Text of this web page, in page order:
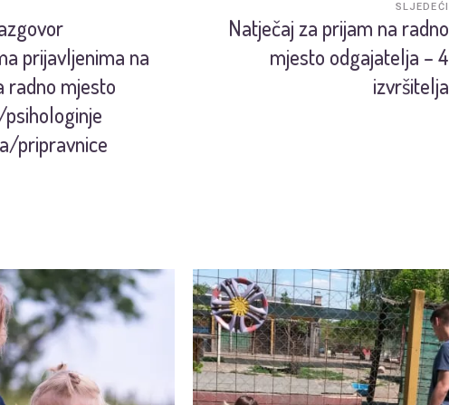
prijavljenima na
radno mjesto
pripravnice
Natječaj za prijam na radno
mjesto odgajatelja – 4
izvršitelja
SLJEDEĆI